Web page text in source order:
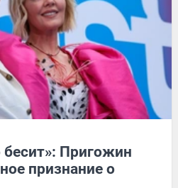
Пригожин
признание о